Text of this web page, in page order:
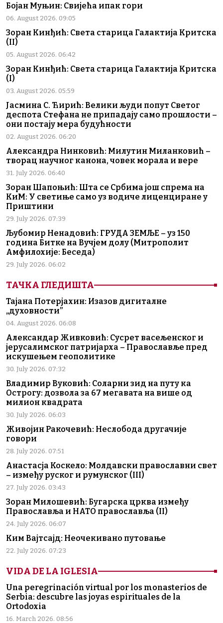
Бојан Муњин: Свијећа ипак гори
06. August 2026. 09:05
Зоран Кинђић: Света старица Галактија Критска
(II)
05. August 2026. 06:42
Зоран Кинђић: Света старица Галактија Критска
(I)
03. August 2026. 05:59
Јасмина С. Ћирић: Велики људи попут Светог
деспота Стефана не припадају само прошлости –
они постају мера будућности
02. August 2026. 06:20
Александра Нинковић: Милутин Миланковић –
творац научног канона, човек морала и вере
31. July 2026. 06:40
Зоран Шапоњић: Шта се Србима још спрема на
КиМ: У светиње само уз водиче лиценциране у
Приштини
29. July 2026. 07:39
Љубомир Ненадовић: ГРУДА ЗЕМЉЕ – уз 150
година Битке на Вучјем долу (Митрополит
Амфилохије: Беседа)
29. July 2026. 06:02
ТАЧКА ГЛЕДИШТА
Тајана Потерјахин: Изазов дигиталне
„духовности”
04. August 2026. 06:08
Александар Живковић: Сусрет васељенског и
јерусалимског патријарха – Православље пред
искушењем геополитике
30. July 2026. 07:32
Владимир Вуковић: Соларни зид на путу ка
Острогу: дозвола за 67 мегавата на више од
милион квадрата
30. July 2026. 06:03
Живојин Ракочевић: Неслобода другачије
говори
28. July 2026. 07:51
Анастасја Коскело: Молдавски православни свет
– између руског и румунског (III)
27. July 2026. 03:43
Зоран Милошевић: Бугарска црква између
Православља и НАТО православља (II)
24. July 2026. 06:07
Ким Вајтсајд: Неочекивано путовање
22. July 2026. 07:23
VIDA DE LA IGLESIA
Una peregrinación virtual por los monasterios de
Serbia: descubre las joyas espirituales de la
Ortodoxia
16. March 2026. 08:56